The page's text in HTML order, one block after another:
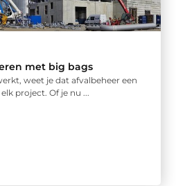
met big bags
weet je dat afvalbeheer een
project. Of je nu ...